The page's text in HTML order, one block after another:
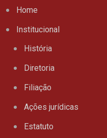
Home
Institucional
História
Diretoria
Filiação
Ações jurídicas
Estatuto